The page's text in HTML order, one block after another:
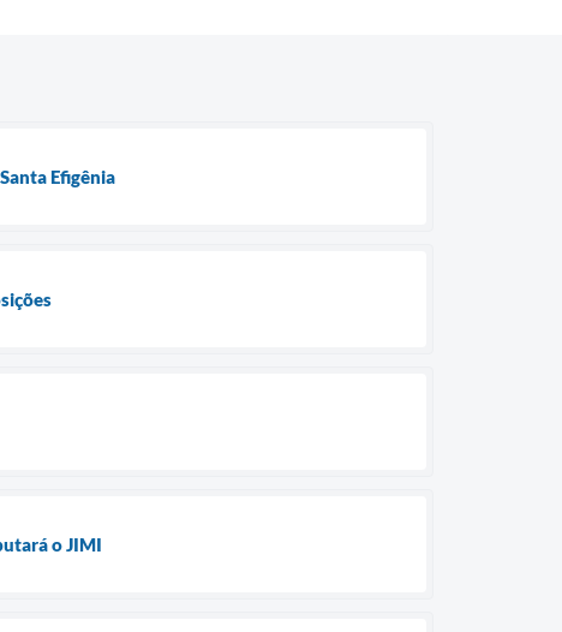
Efigênia
o JIMI